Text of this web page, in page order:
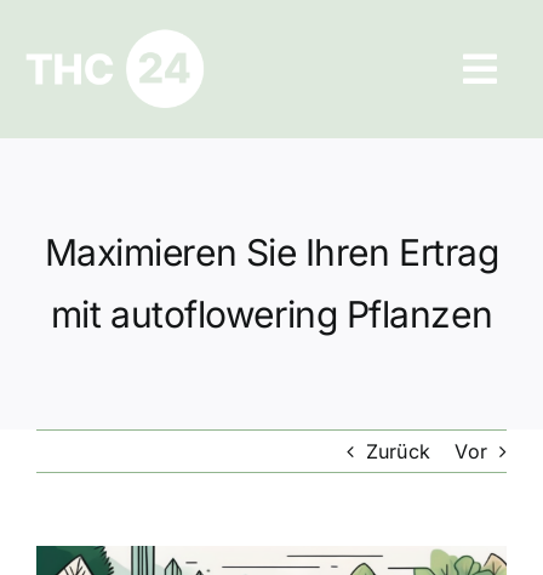
springen
Ratgeber
Datenschutz
Maximieren Sie Ihren Ertrag
mit autoflowering Pflanzen
Zurück Vor
Zeige